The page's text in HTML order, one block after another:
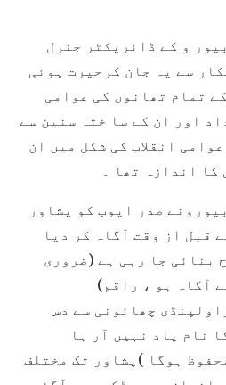
و کے ڈائریکٹر جنرل
سے یہ جان کرحیرت ہوئی
تمام تھانوں کی عوامی
اور ان کے سا ختہ سنین سے
انقلاب کی شکل میں ان
اندازہ تھا ۔
صدر ایوب کو پشاور
قبل از وقت آگاہ کر دیا
بنائی جا رہی ہے (ضروری
آگاہ ہو ، راقم)
چھائونی سے دس
نام یاد نہیں آر ہا
ہوگا )پشاور تک مختلف